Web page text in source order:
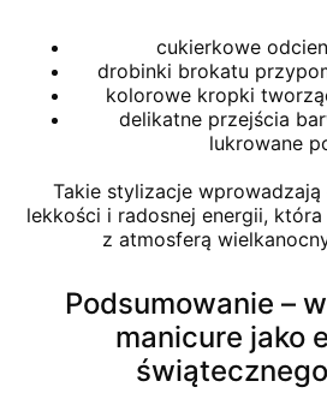
cukierkowe
drobinki brokatu
kolorowe kropki
delikatne przejścia
lukrowane
Takie stylizacje
lekkości i radosnej energii, która
z atmosferą
Podsumowanie –
manicure jako